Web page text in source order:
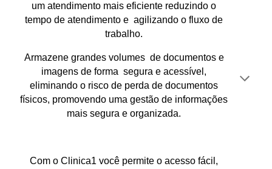
um atendimento mais eficiente reduzindo o
tempo de atendimento e agilizando o fluxo de
trabalho.
Armazene grandes volumes de documentos e
imagens de forma segura e acessível,
eliminando o risco de perda de documentos
físicos, promovendo uma gestão de informações
mais segura e organizada.​​
Com o Clinica1 você permite o acesso fácil,